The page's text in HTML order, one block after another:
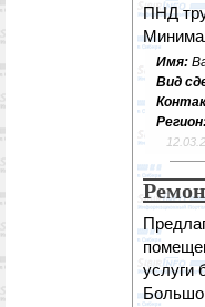
ПНД
Имя:
Вид
услуги